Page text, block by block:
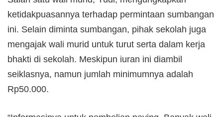
ketidakpuasannya terhadap permintaan sumbangan
ini. Selain diminta sumbangan, pihak sekolah juga
mengajak wali murid untuk turut serta dalam kerja
bhakti di sekolah. Meskipun iuran ini diambil
seiklasnya, namun jumlah minimumnya adalah
Rp50.000.